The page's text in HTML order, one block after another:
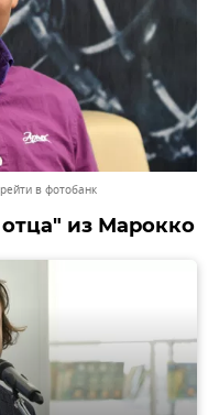
в фотобанк
отца" из Марокко